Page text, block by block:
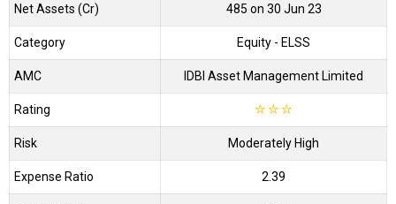
Net Assets (Cr) ₹485 on 30 Jun 23
Category Equity - ELSS
AMC IDBI Asset Management Limited
Rating ☆☆☆
Risk Moderately High
Expense Ratio 2.39